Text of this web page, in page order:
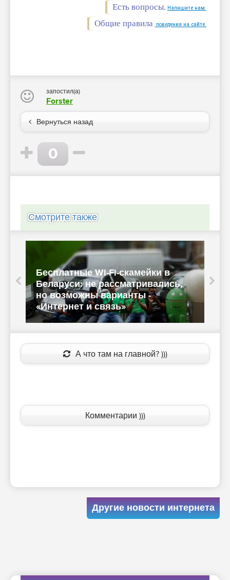
Есть вопросы. Напишите нам.
Общие правила поведения на сайте.
запостил(а)
Forster
Вернуться назад
0
Смотрите также
Бесплатные Wi-Fi-скамейки в
Беларуси: не рассматривались,
но возможны варианты -
«Интернет и связь»
А что там на главной? )))
Комментарии )))
Другие новости интернета